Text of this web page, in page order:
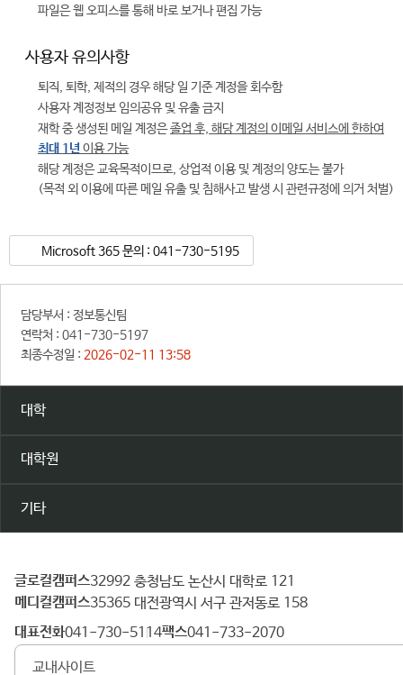
파일은 웹 오피스를 통해 바로 보거나 편집 가능
사용자 유의사항
퇴직, 퇴학, 제적의 경우 해당 일 기준 계정을 회수함
사용자 계정정보 임의공유 및 유출 금지
재학 중 생성된 메일 계정은졸업 후, 해당 계정의 이메일 서비스에 한하여
최대 1년이용 가능
해당 계정은 교육목적이므로, 상업적 이용 및 계정의 양도는 불가
(목적 외 이용에 따른 메일 유출 및 침해사고 발생 시 관련규정에 의거 처벌)
Microsoft 365 문의 : 041-730-5195
담당부서 : 정보통신팀
연락처 : 041-730-5197
최종수정일 : 2026-02-11 13:58
대학
대학원
기타
건
양
대
학
글로컬캠퍼스 32992 충청남도 논산시 대학로 121
메디컬캠퍼스 35365 대전광역시 서구 관저동로 158
대표전화 041-730-5114 팩스 041-733-2070
교내사이트